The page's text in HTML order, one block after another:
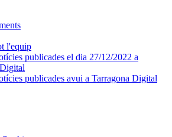
l'equip
publicades el dia 27/12/2022 a
publicades avui a Tarragona Digital